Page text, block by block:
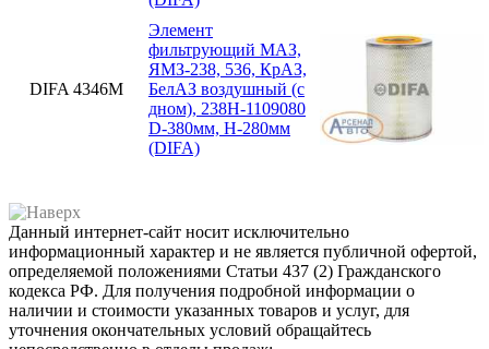
DIFA 4346М
Элемент
фильтрующий МАЗ,
ЯМЗ-238, 536, КрАЗ,
БелАЗ воздушный (с
дном), 238Н-1109080
D-380мм, H-280мм
(DIFA)
Данный интернет-сайт носит исключительно
информационный характер и не является публичной офертой,
определяемой положениями Статьи 437 (2) Гражданского
кодекса РФ. Для получения подробной информации о
наличии и стоимости указанных товаров и услуг, для
уточнения окончательных условий обращайтесь